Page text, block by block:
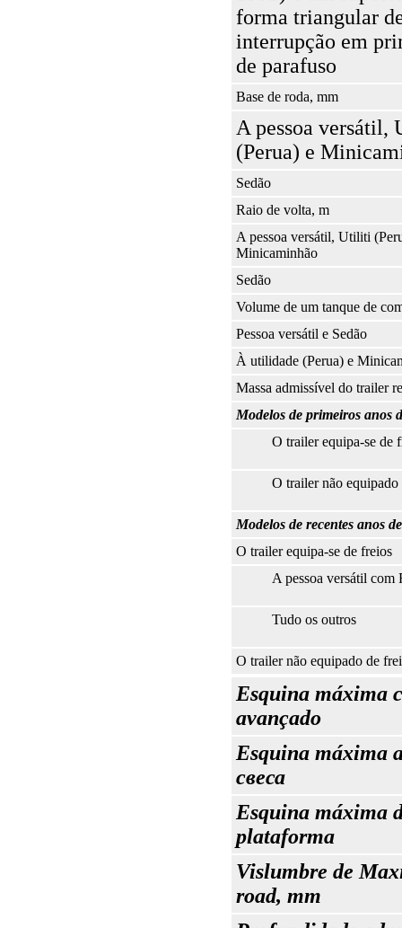
forma triangular
interrupção em
de parafuso
Base de roda, mm
A pessoa
(Perua) e
Sedão
Raio de volta, m
A pessoa versátil, Utiliti
Minicaminhão
Sedão
Volume de um tanque de
Pessoa versátil e Sedão
À utilidade (Perua) e
Massa admissível do trailer
Modelos de primeiros anos
O trailer equipa-se de
O trailer não equipado
Modelos de recentes anos
O trailer equipa-se de freios
A pessoa versátil com
Tudo os outros
O trailer não equipado de
Esquina máxima
avançado
Esquina máxima
свеса
Esquina máxima
plataforma
Vislumbre de
road, mm